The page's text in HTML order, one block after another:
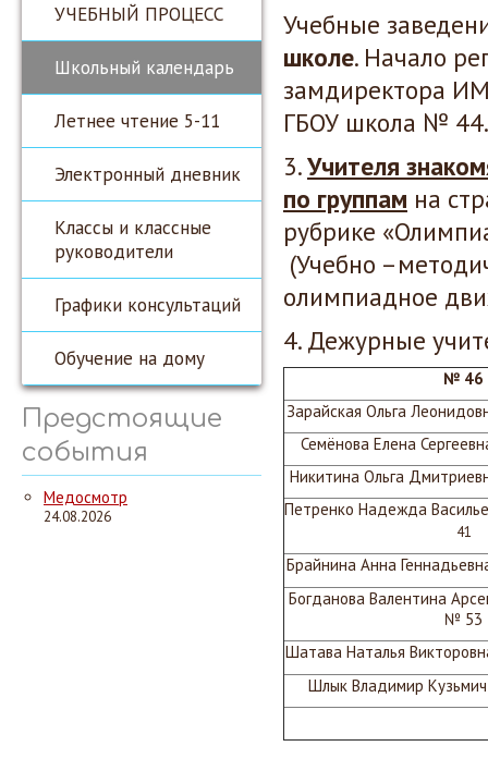
УЧЕБНЫЙ ПРОЦЕСС
Школьный календарь
Летнее чтение 5-11
Электронный дневник
Классы и классные
руководители
Графики консультаций
Обучение на дому
Предстоящие
события
Медосмотр
24.08.2026
Учебные
школе. Начало
замдиректора
ГБОУ школа № 44.
3.Учителя
по группам на
рубрике
(Учебно
олимпиадное
4. Дежурные
№ 46
Зарайская Ольга
Семёнова Елена
Никитина Ольга
Петренко Надежда
41
Брайнина Анна
Богданова Валентина
№ 53
Шатава Наталья
Шлык Владимир